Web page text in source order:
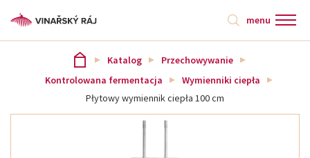
menu
Katalog
Przechowywanie
Kontrolowana fermentacja
Wymienniki ciepła
Płytowy wymiennik ciepła 100 cm